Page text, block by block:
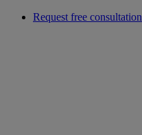
Request free consultation